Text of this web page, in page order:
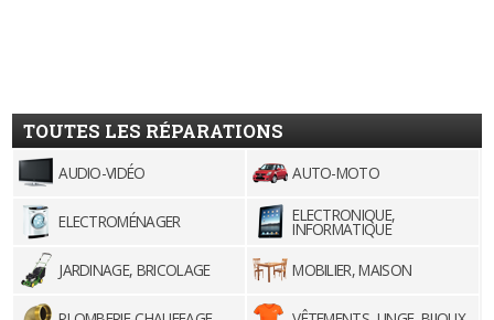
TOUTES LES RÉPARATIONS
AUDIO-VIDÉO AUTO-MOTO
ELECTROMÉNAGER ELECTRONIQUE,
INFORMATIQUE
JARDINAGE, BRICOLAGE
MOBILIER, MAISON